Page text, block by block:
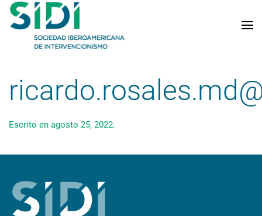
Skip to main content
Escrito en agosto 25, 2022.